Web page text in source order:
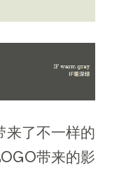
来了不一样的
带来的影